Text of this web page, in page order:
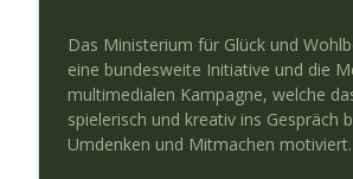
# 79 Wie finde ich den Mut
Mutstifter Podcast
#78 Michael Ehlers - Wer was
Das Ministerium für Glück und
eine bundesweite Initiative und die
multimedialen Kampagne, welche
spielerisch und kreativ ins Gespräch
Umdenken und Mitmachen motiviert.